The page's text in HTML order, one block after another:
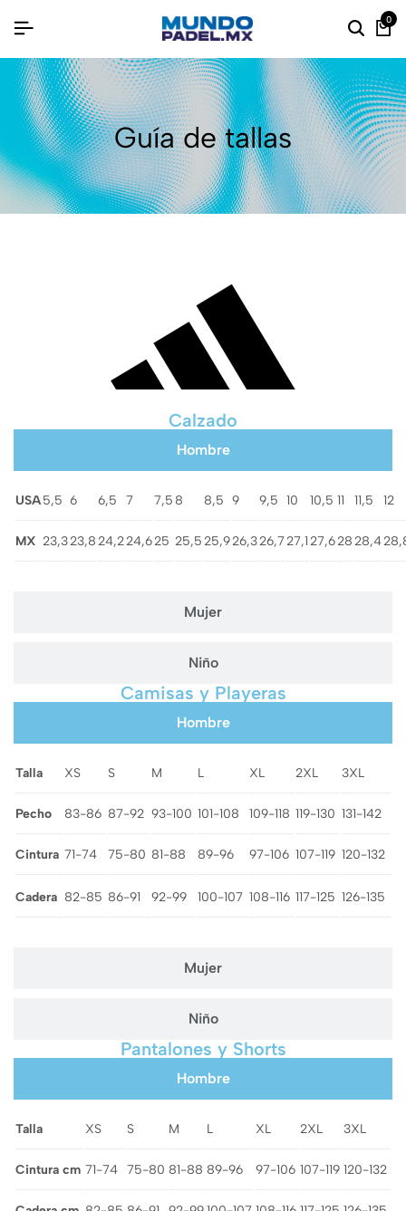
0
Guía de tallas
Calzado
Hombre
Mujer
Niño
USA5,5 6 6,5 7 7,5 8 8,5 9 9,5 10 10,5 11 11,5 12
MX 23,323,824,224,625 25,525,926,326,727,127,62828,4
Camisas y Playeras
Hombre
Mujer
Niño
Talla XS S M L XL 2XL 3XL
Pecho 83-86 87-92 93-100 101-108 109-118 119-130 131-142
Cintura 71-74 75-80 81-88 89-96 97-106 107-119 120-132
Cadera 82-85 86-91 92-99 100-107 108-116 117-125 126-135
Pantalones y Shorts
Hombre
Talla XS S M L XL 2XL 3XL
Cintura cm 71-74 75-80 81-88 89-96 97-106 107-119 120-132